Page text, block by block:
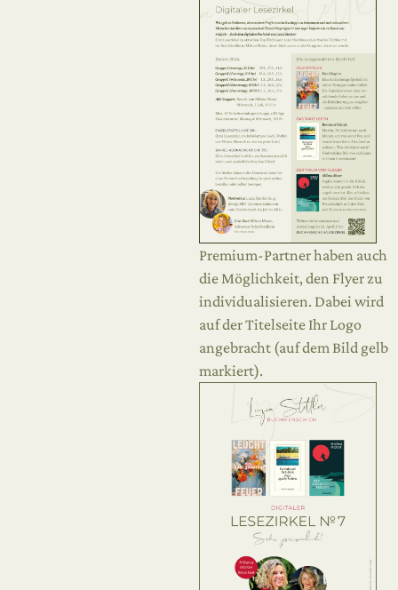
Premium-Partner haben auch
die Möglichkeit, den Flyer zu
individualisieren. Dabei wird
auf der Titelseite Ihr Logo
angebracht (auf dem Bild gelb
markiert).